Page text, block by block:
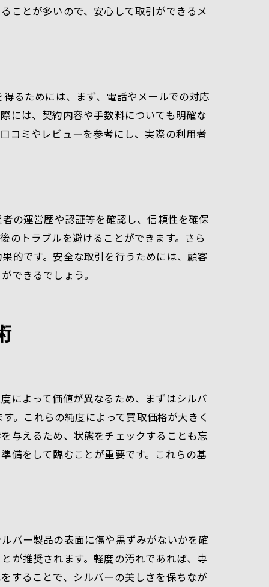
ド
ことが多いので、安心して取引ができるメ
るためには、まず、電話やメールでの対応
には、契約内容や手数料についても明確な
コミやレビューを参考にし、実際の利用者
の運営歴や認証等を確認し、信頼性を確保
のトラブルを避けることができます。さら
的です。安全な取引を行うためには、顧客
できるでしょう。
によって価値が異なるため、まずはシルバ
。これらの純度によって買取価格が大きく
与えるため、状態をチェックすることも忘
備をして臨むことが重要です。これらの基
バー製品の表面に傷や黒ずみがないかを確
が推奨されます。軽度の汚れであれば、専
することで、シルバーの美しさを保ちなが